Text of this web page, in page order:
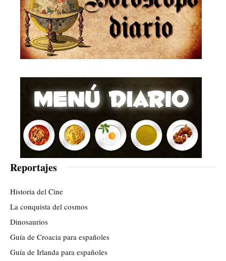
Reportajes
Historia del Cine
La conquista del cosmos
Dinosaurios
Guía de Croacia para españoles
Guía de Irlanda para españoles